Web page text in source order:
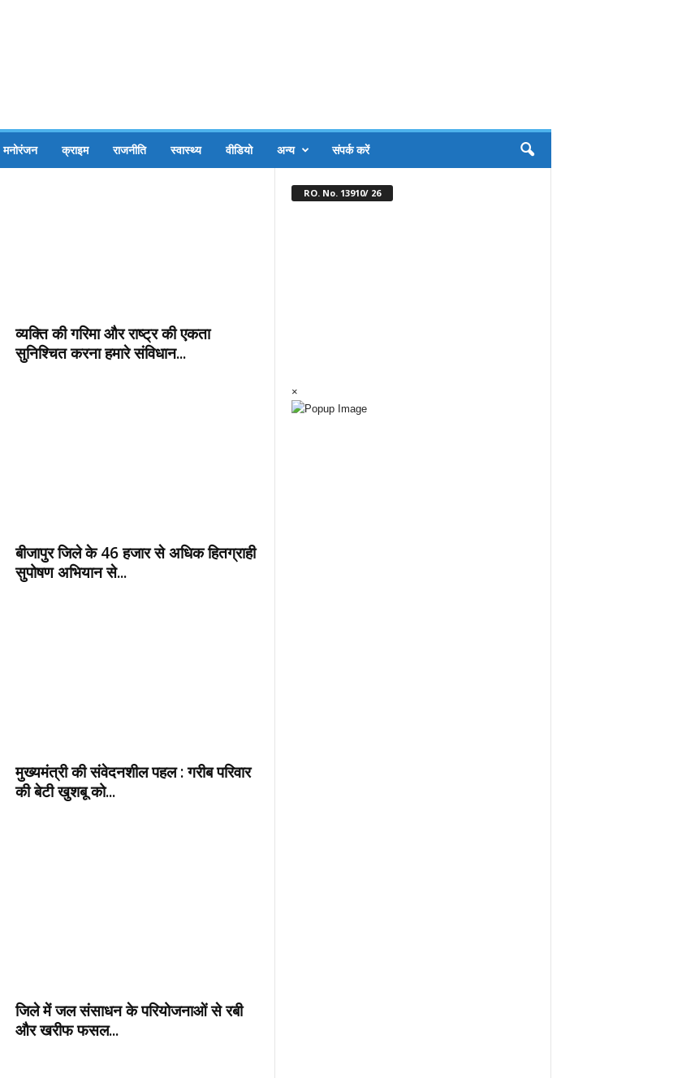
मनोरंजन क्राइम राजनीति स्वास्थ्य वीडियो अन्य संपर्क करें
व्यक्ति की गरिमा और राष्ट्र की एकता
सुनिश्चित करना हमारे संविधान...
बीजापुर जिले के 46 हजार से अधिक हितग्राही
सुपोषण अभियान से...
मुख्यमंत्री की संवेदनशील पहल : गरीब परिवार
की बेटी खुशबू को...
जिले में जल संसाधन के परियोजनाओं से रबी
और खरीफ फसल...
RO. No. 13910/ 26
×